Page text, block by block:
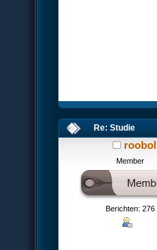
Re: Studie
roobol
Member
Berichten: 276